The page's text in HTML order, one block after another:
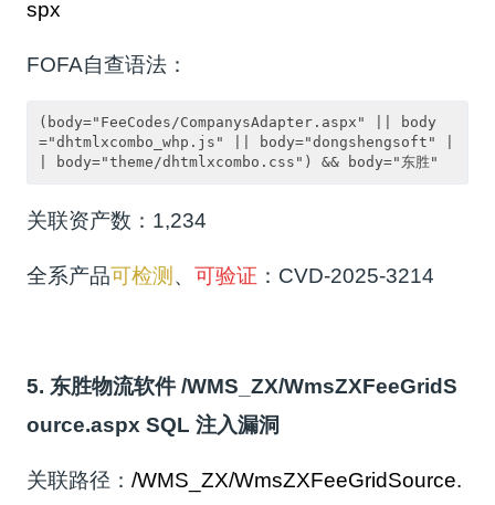
spx
FOFA自查语法：
(body="FeeCodes/CompanysAdapter.aspx" || body
="dhtmlxcombo_whp.js" || body="dongshengsoft" |
| body="theme/dhtmlxcombo.css") && body="东胜"
关联资产数：1,234
全系产品可检测 、可验证 ：CVD-2025-3214
5. 东胜物流软件 /WMS_ZX/WmsZXFeeGridS
ource.aspx SQL 注入漏洞
关联路径：/WMS_ZX/WmsZXFeeGridSource.